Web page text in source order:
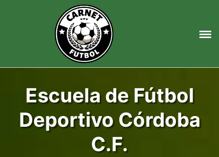
Escuela de Fútbol
Deportivo Córdoba
C.F.